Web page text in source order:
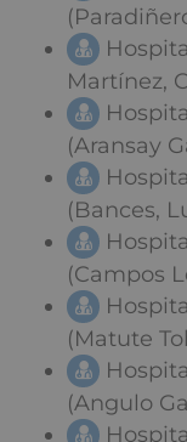
Martínez,
(Aransay
(Bances,
(Campos
(Matute
(Angulo